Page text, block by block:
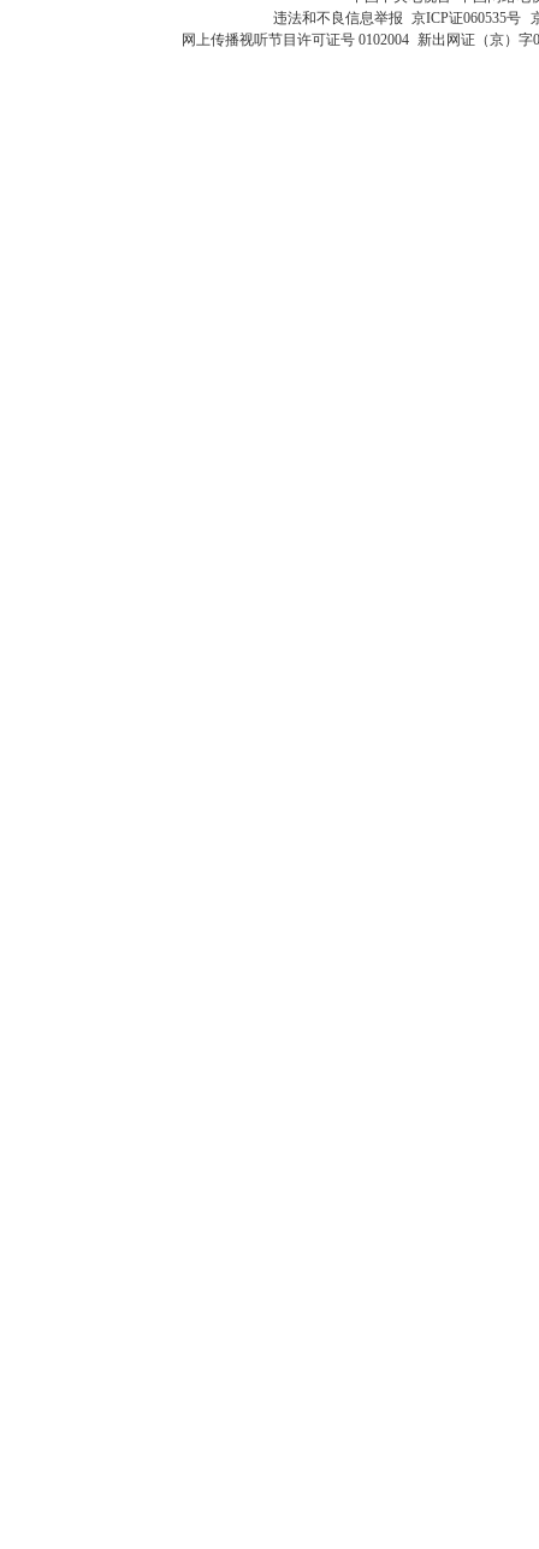
违法和不良信息举报 京ICP证060535号
网上传播视听节目许可证号 0102004 新出网证（京）